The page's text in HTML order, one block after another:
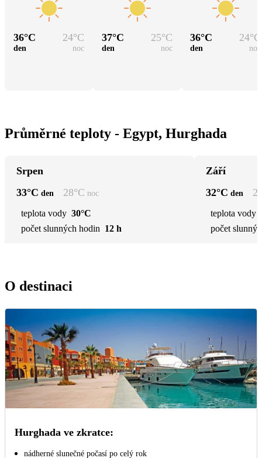
36°C 24°C
den noc
37°C 25°C
den noc
36°C 24°C
den noc
Průměrné teploty - Egypt, Hurghada
Srpen
33°C den 28°C noc
teplota vody 30°C
počet slunných hodin 12 h
Září
32°C den
teplota vody
počet
O destinaci
Hurghada ve zkratce:
nádherné slunečné počasí po celý rok